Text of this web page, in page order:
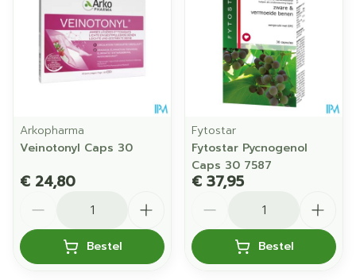
Arkopharma
Veinotonyl Caps 30
€ 24,80
Bestel
Fytostar
Fytostar Pycnogenol
Caps 30 7587
€ 37,95
Bestel